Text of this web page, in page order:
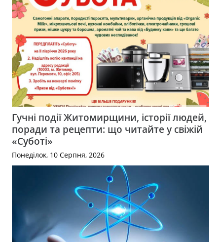
Гучні події Житомирщини, історії людей,
поради та рецепти: що читайте у свіжій
«Суботі»
Понеділок, 10 Серпня, 2026